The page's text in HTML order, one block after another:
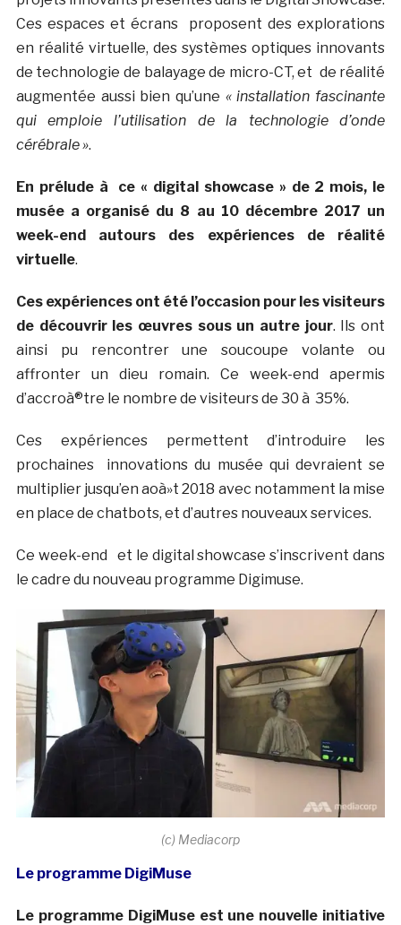
Ces espaces et écrans proposent des explorations
en réalité virtuelle, des systèmes optiques innovants
de technologie de balayage de micro-CT, et de réalité
augmentée aussi bien qu’une « installation fascinante
qui emploie l’utilisation de la technologie d’onde
cérébrale ».
En prélude à ce « digital showcase » de 2 mois, le
musée a organisé du 8 au 10 décembre 2017 un
week-end autours des expériences de réalité
virtuelle.
Ces expériences ont été l’occasion pour les visiteurs
de découvrir les œuvres sous un autre jour. Ils ont
ainsi pu rencontrer une soucoupe volante ou
affronter un dieu romain. Ce week-end apermis
d’accroà®tre le nombre de visiteurs de 30 à 35%.
Ces expériences permettent d’introduire les
prochaines innovations du musée qui devraient se
multiplier jusqu’en aoà»t 2018 avec notamment la mise
en place de chatbots, et d’autres nouveaux services.
Ce week-end et le digital showcase s’inscrivent dans
le cadre du nouveau programme Digimuse.
(c) Mediacorp
Le programme DigiMuse
Le programme DigiMuse est une nouvelle initiative